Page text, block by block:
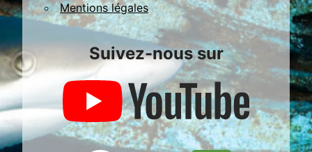
Mentions légales
Suivez-nous sur